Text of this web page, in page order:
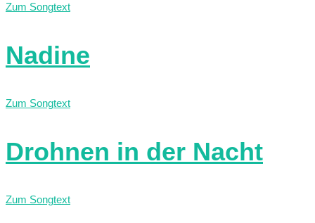
Zum Songtext
Nadine
Zum Songtext
Drohnen in der Nacht
Zum Songtext